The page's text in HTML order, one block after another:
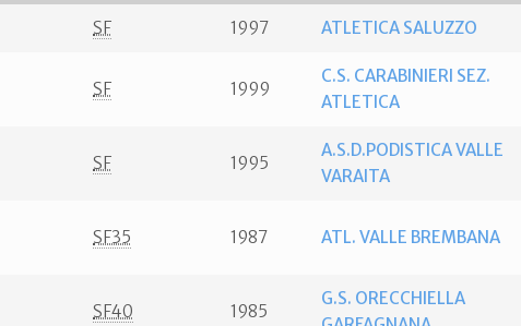
SF 1997 ATLETICA SALUZZO
SF 1999
C.S. CARABINIERI SEZ.
ATLETICA
SF 1995
A.S.D.PODISTICA VALLE
VARAITA
SF35 1987 ATL. VALLE BREMBANA
SF40 1985
G.S. ORECCHIELLA